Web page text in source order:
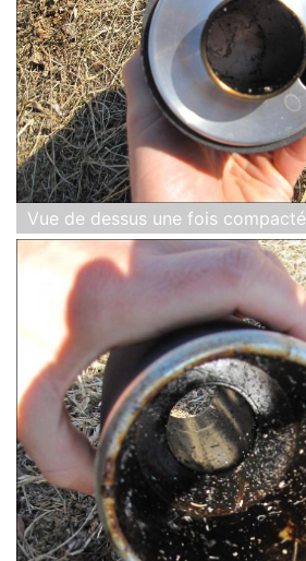
Vue de dessus une fois compacté